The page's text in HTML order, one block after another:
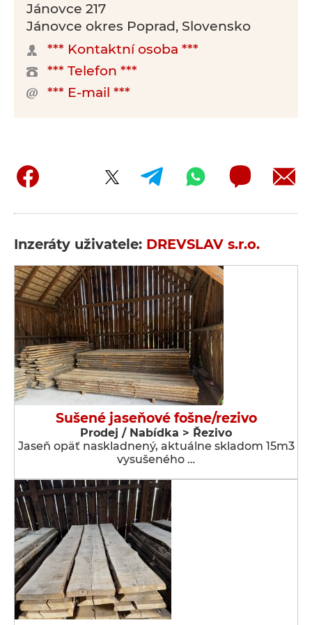
Jánovce 217
Jánovce okres Poprad, Slovensko
*** Kontaktní osoba ***
*** Telefon ***
*** E-mail ***
Inzeráty uživatele: DREVSLAV s.r.o.
Sušené jaseňové fošne/rezivo
Prodej / Nabídka > Řezivo
Jaseň opäť naskladnený, aktuálne skladom 15m3
vysušeného …